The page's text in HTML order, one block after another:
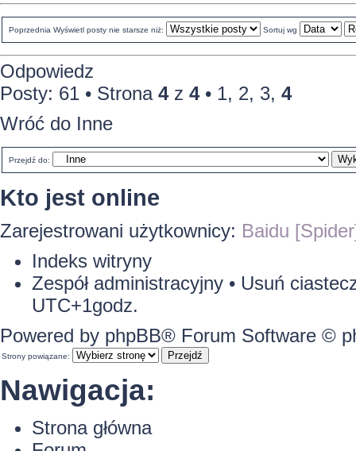
Poprzednia Wyświetl posty nie starsze niż: Sortuj wg
Odpowiedz
Posty: 61 • Strona 4z 4• 1, 2, 3, 4
Wróć do Inne
Przejdź do:
Kto jest online
Zarejestrowani użytkownicy: Baidu
Indeks witryny
Zespół administracyjny • Usuń
UTC+1godz.
Powered by phpBB® Forum Software ©
Strony powiązane:
Nawigacja:
Strona główna